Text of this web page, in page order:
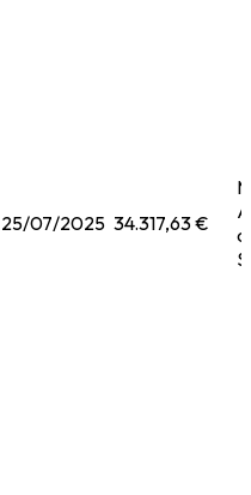
25/07/2025 34.317,63 €